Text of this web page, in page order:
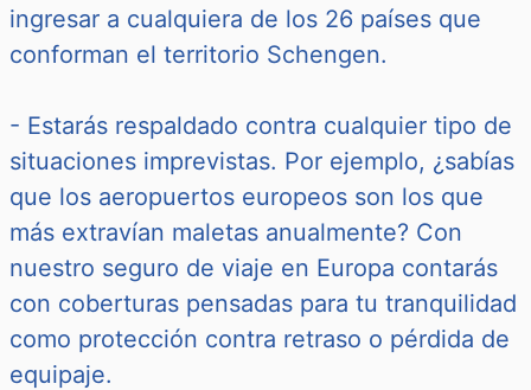
ingresar a cualquiera de los 26 países que
conforman el territorio Schengen.
- Estarás respaldado contra cualquier tipo de
situaciones imprevistas. Por ejemplo, ¿sabías
que los aeropuertos europeos son los que
más extravían maletas anualmente? Con
nuestro seguro de viaje en Europa contarás
con coberturas pensadas para tu tranquilidad
como protección contra retraso o pérdida de
equipaje.